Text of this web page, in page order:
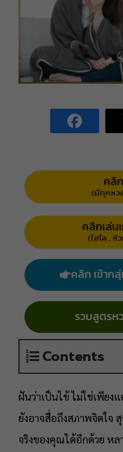
คลิ
(มีทุกหว
คลิกเล่น
(ไฮโล , หั
คลิก เข้าก
รวมสูตรห
Contents
ฝันว่าเป็นไข้ ไม่ใช่เพียง
ยังอาจสื่อถึงสภาพจิตใจ
จริงของคุณได้อีกด้วย ห